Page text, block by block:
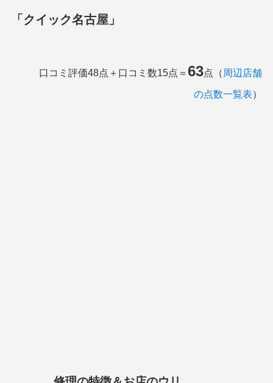
「クイック名古屋」
口コミ評価48点＋口コミ数15点＝ 63点（周辺店舗
の点数一覧表）